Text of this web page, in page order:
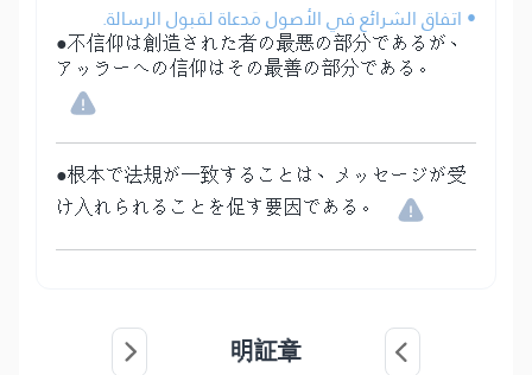
• اتفاق الشرائع في الأصول مَدعاة لقبول الرسالة.
●不信仰は創造された者の最悪の部分であるが、
アッラーへの信仰はその最善の部分である。
●根本で法規が一致することは、メッセージが受
け入れられることを促す要因である。
明証章